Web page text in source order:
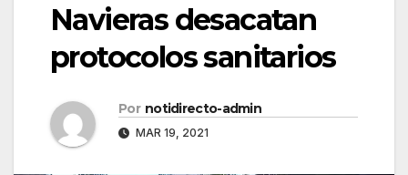
Navieras desacatan
protocolos sanitarios
Por notidirecto-admin
MAR 19, 2021